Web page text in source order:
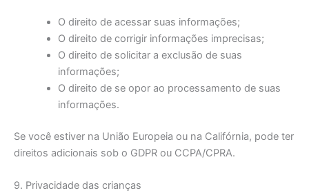
O direito de acessar suas informações;
O direito de corrigir informações imprecisas;
O direito de solicitar a exclusão de suas
informações;
O direito de se opor ao processamento de suas
informações.
Se você estiver na União Europeia ou na Califórnia, pode ter
direitos adicionais sob o GDPR ou CCPA/CPRA.
9. Privacidade das crianças